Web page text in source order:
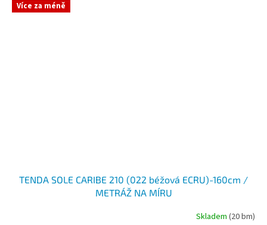
Více za méně
TENDA SOLE CARIBE 210 (022 béžová ECRU)-160cm /
METRÁŽ NA MÍRU
Skladem (20 bm)